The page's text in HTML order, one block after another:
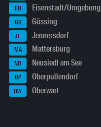
EU Eisenstadt/Umgebung
GS Güssing
JE Jennersdorf
MA Mattersburg
ND Neusiedl am See
OP Oberpullendorf
OW Oberwart